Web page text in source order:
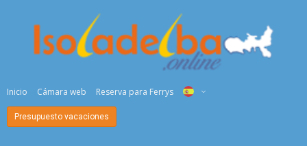
Inicio Cámara web Reserva para Ferrys
Presupuesto vacaciones